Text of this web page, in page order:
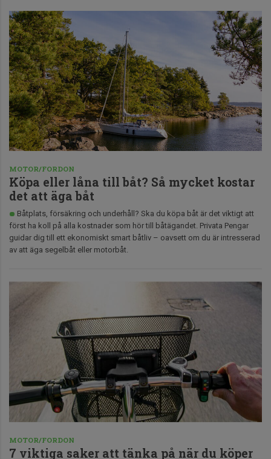
MOTOR/FORDON
Köpa eller låna till båt? Så mycket kostar
det att äga båt
Båtplats, försäkring och underhåll? Ska du köpa båt är det viktigt att
först ha koll på alla kostnader som hör till båtägandet. Privata Pengar
guidar dig till ett ekonomiskt smart båtliv – oavsett om du är intresserad
av att äga segelbåt eller motorbåt.
MOTOR/FORDON
7 viktiga saker att tänka på när du köper